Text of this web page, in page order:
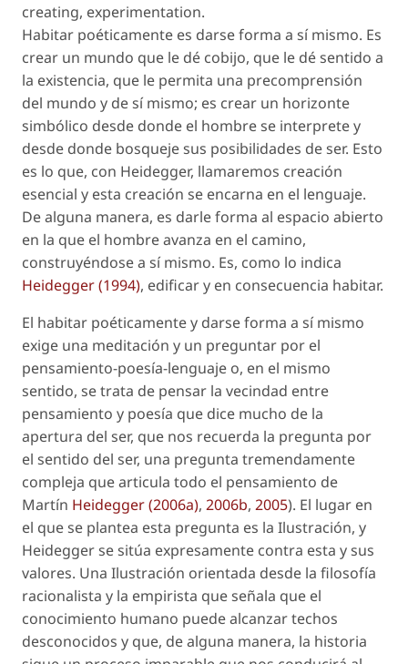
creating, experimentation.
Habitar poéticamente es darse forma a sí mismo. Es
crear un mundo que le dé cobijo, que le dé sentido a
la existencia, que le permita una precomprensión
del mundo y de sí mismo; es crear un horizonte
simbólico desde donde el hombre se interprete y
desde donde bosqueje sus posibilidades de ser. Esto
es lo que, con Heidegger, llamaremos creación
esencial y esta creación se encarna en el lenguaje.
De alguna manera, es darle forma al espacio abierto
en la que el hombre avanza en el camino,
construyéndose a sí mismo. Es, como lo indica
Heidegger (1994), edificar y en consecuencia habitar.
El habitar poéticamente y darse forma a sí mismo
exige una meditación y un preguntar por el
pensamiento-poesía-lenguaje o, en el mismo
sentido, se trata de pensar la vecindad entre
pensamiento y poesía que dice mucho de la
apertura del ser, que nos recuerda la pregunta por
el sentido del ser, una pregunta tremendamente
compleja que articula todo el pensamiento de
Martín Heidegger (2006a), 2006b, 2005). El lugar en
el que se plantea esta pregunta es la Ilustración, y
Heidegger se sitúa expresamente contra esta y sus
valores. Una Ilustración orientada desde la filosofía
racionalista y la empirista que señala que el
conocimiento humano puede alcanzar techos
desconocidos y que, de alguna manera, la historia